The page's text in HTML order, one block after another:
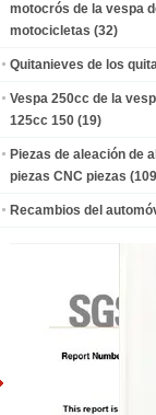
motocrós de la vespa
motocicletas (32)
Quitanieves de los
Vespa 250cc de la
125cc 150 (19)
Piezas de aleación de
piezas CNC piezas
Recambios del